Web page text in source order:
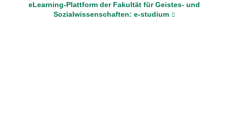
eLearning-Plattform der Fakultät für Geistes- und
Sozialwissenschaften: e-studium